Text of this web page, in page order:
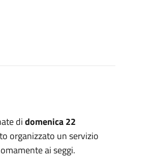
didomenica 22
organizzato un servizio
ai seggi.